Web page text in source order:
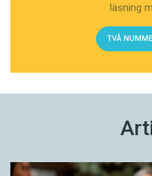
läsning
TVÅ